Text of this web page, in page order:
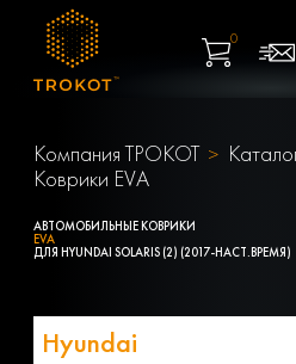
0
Компания ТРОКОТ
Коврики EVA
АВТОМОБИЛЬНЫЕ КОВРИКИ
EVA
ДЛЯ HYUNDAI SOLARIS (2) (2017-НАСТ.ВРЕМЯ)